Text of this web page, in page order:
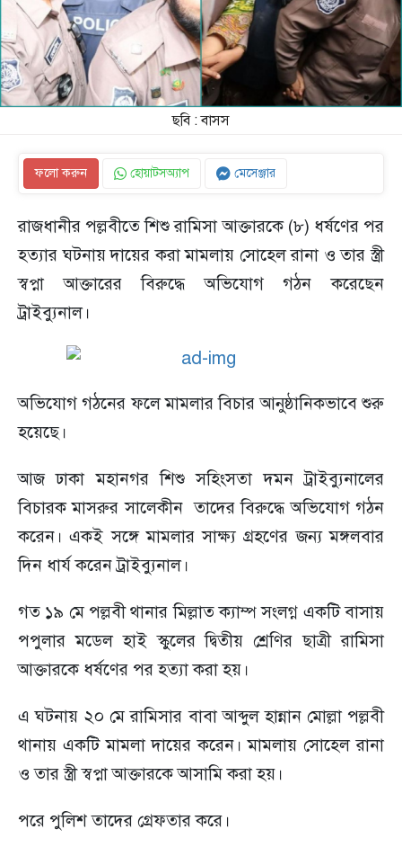
ছবি : বাসস
ফলো করুন হোয়াটসঅ্যাপ মেসেঞ্জার
রাজধানীর পল্লবীতে শিশু রামিসা আক্তারকে (৮) ধর্ষণের পর
হত্যার ঘটনায় দায়ের করা মামলায় সোহেল রানা ও তার স্ত্রী
স্বপ্না আক্তারের বিরুদ্ধে অভিযোগ গঠন করেছেন
ট্রাইব্যুনাল।
অভিযোগ গঠনের ফলে মামলার বিচার আনুষ্ঠানিকভাবে শুরু
হয়েছে।
আজ ঢাকা মহানগর শিশু সহিংসতা দমন ট্রাইব্যুনালের
বিচারক মাসরুর সালেকীন তাদের বিরুদ্ধে অভিযোগ গঠন
করেন। একই সঙ্গে মামলার সাক্ষ্য গ্রহণের জন্য মঙ্গলবার
দিন ধার্য করেন ট্রাইব্যুনাল।
গত ১৯ মে পল্লবী থানার মিল্লাত ক্যাম্প সংলগ্ন একটি বাসায়
পপুলার মডেল হাই স্কুলের দ্বিতীয় শ্রেণির ছাত্রী রামিসা
আক্তারকে ধর্ষণের পর হত্যা করা হয়।
এ ঘটনায় ২০ মে রামিসার বাবা আব্দুল হান্নান মোল্লা পল্লবী
থানায় একটি মামলা দায়ের করেন। মামলায় সোহেল রানা
ও তার স্ত্রী স্বপ্না আক্তারকে আসামি করা হয়।
পরে পুলিশ তাদের গ্রেফতার করে।